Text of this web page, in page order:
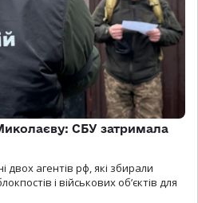
СБУ затримала
агентів рф, які збирали
і військових об’єктів для